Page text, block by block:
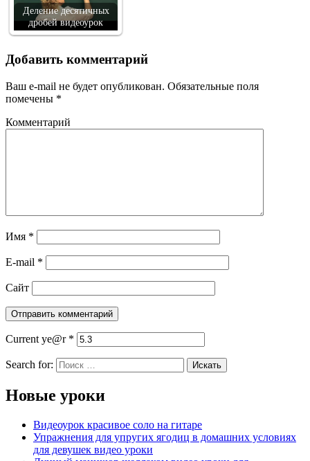
Деление десятичных
дробей видеоурок
Добавить комментарий
Ваш e-mail не будет опубликован. Обязательные поля
помечены *
Комментарий
Имя *
E-mail *
Сайт
Current ye@r *
Search for:
Новые уроки
Видеоурок красивое соло на гитаре
Упражнения для упругих ягодиц в домашних условиях
для девушек видео уроки